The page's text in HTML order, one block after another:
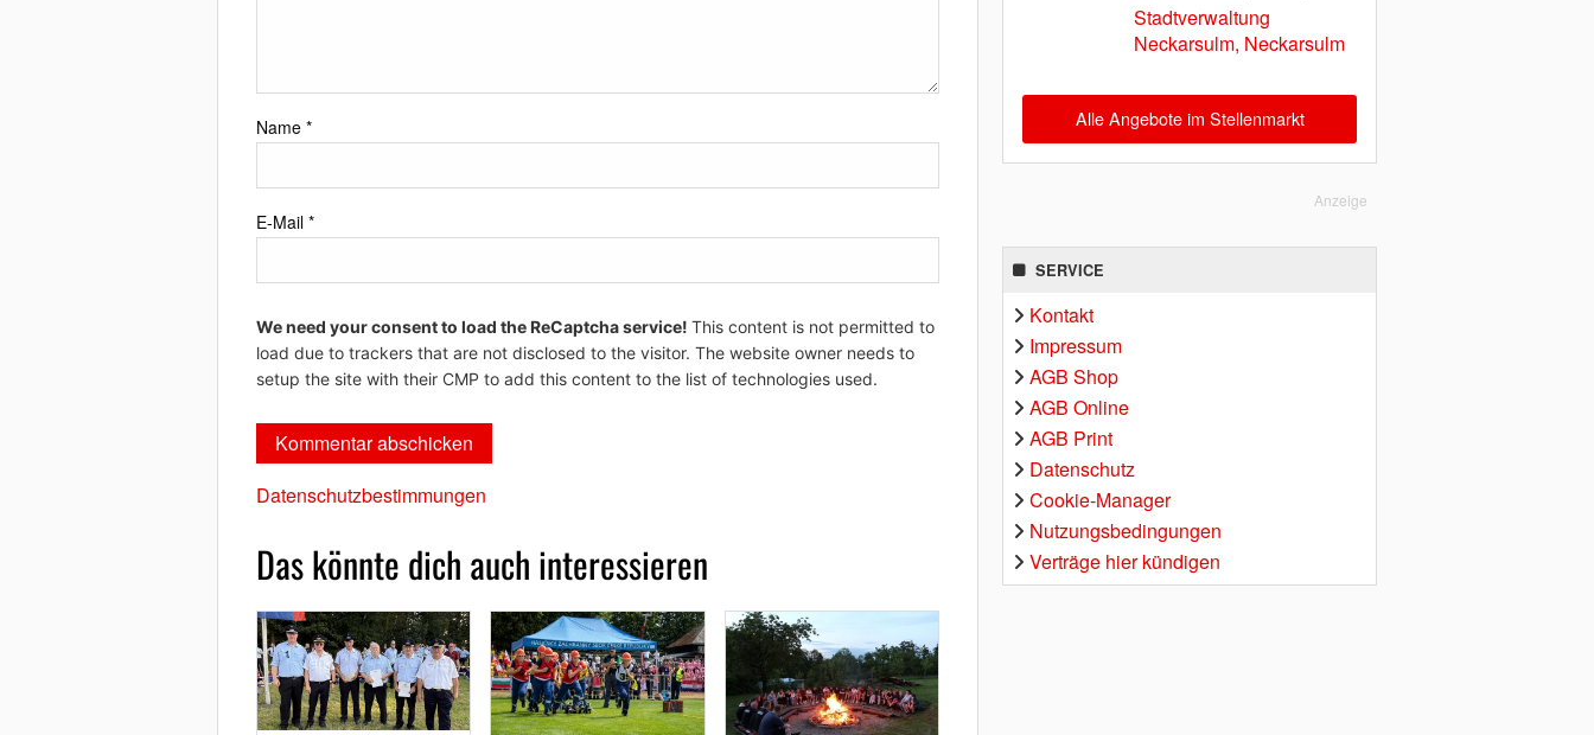
Name *
E-Mail *
We need your consent to load the ReCaptcha service! This content is not permitted to
load due to trackers that are not disclosed to the visitor. The website owner needs to
setup the site with their CMP to add this content to the list of technologies used.
Datenschutzbestimmungen
Das könnte dich auch interessieren
Stadtverwaltung
Neckarsulm, Neckarsulm
Alle Angebote im Stellenmarkt
Anzeige
SERVICE
Kontakt
Impressum
AGB Shop
AGB Online
AGB Print
Datenschutz
Cookie-Manager
Nutzungsbedingungen
Verträge hier kündigen